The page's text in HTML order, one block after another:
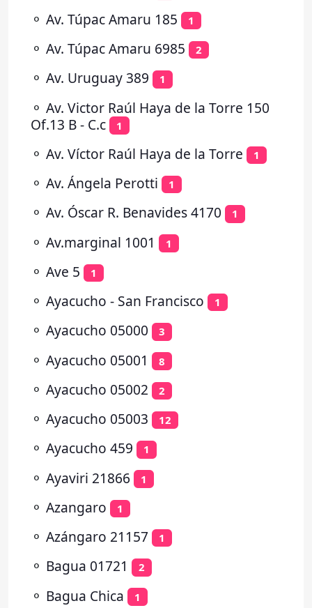
⚬ Av. Túpac Amaru 185 1
⚬ Av. Túpac Amaru 6985 2
⚬ Av. Uruguay 389 1
⚬ Av. Victor Raúl Haya de la Torre 150
Of.13 B - C.c
1
⚬ Av. Víctor Raúl Haya de la Torre 1
⚬ Av. Ángela Perotti 1
⚬ Av. Óscar R. Benavides 4170 1
⚬ Av.marginal 1001 1
⚬ Ave 5 1
⚬ Ayacucho - San Francisco 1
⚬ Ayacucho 05000 3
⚬ Ayacucho 05001 8
⚬ Ayacucho 05002 2
⚬ Ayacucho 05003 12
⚬ Ayacucho 459 1
⚬ Ayaviri 21866 1
⚬ Azangaro 1
⚬ Azángaro 21157 1
⚬ Bagua 01721 2
⚬ Bagua Chica 1